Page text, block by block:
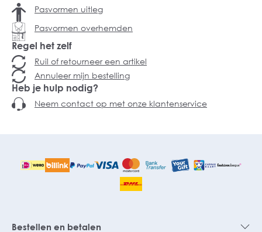
Pasvormen uitleg
Pasvormen overhemden
Regel het zelf
Ruil of retourneer een artikel
Annuleer mijn bestelling
Heb je hulp nodig?
Neem contact op met onze klantenservice
Bestellen en betalen